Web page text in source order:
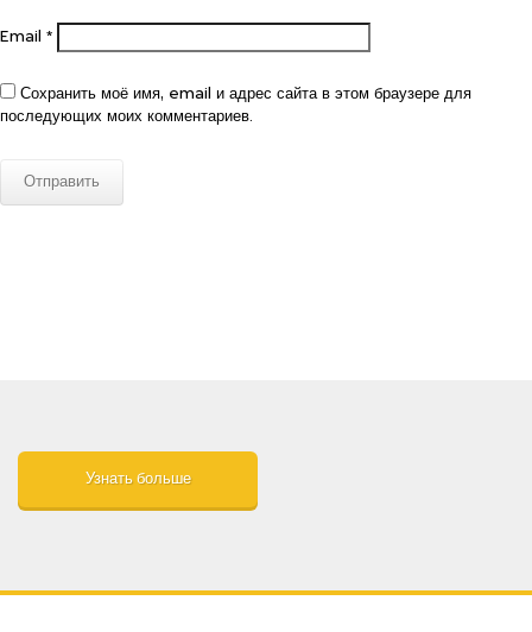
Email *
Сохранить моё имя, email и адрес сайта в этом браузере для
последующих моих комментариев.
Узнать больше